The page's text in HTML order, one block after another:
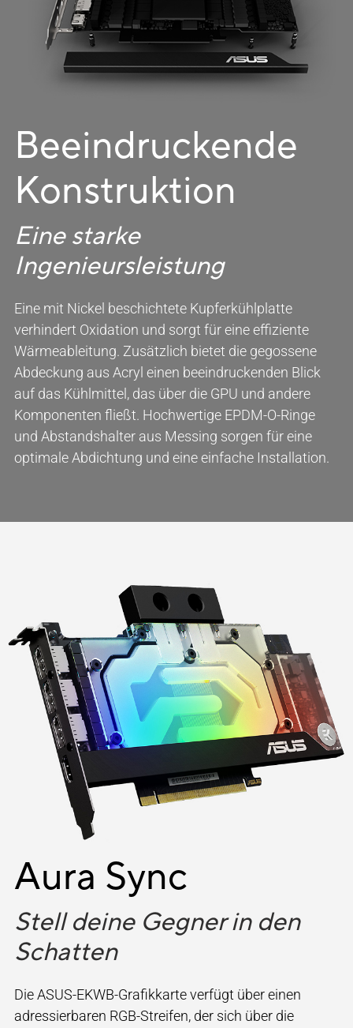
Beeindruckende
Konstruktion
Eine starke
Ingenieursleistung
Eine mit Nickel beschichtete Kupferkühlplatte
verhindert Oxidation und sorgt für eine effiziente
Wärmeableitung. Zusätzlich bietet die gegossene
Abdeckung aus Acryl einen beeindruckenden Blick
auf das Kühlmittel, das über die GPU und andere
Komponenten fließt. Hochwertige EPDM-O-Ringe
und Abstandshalter aus Messing sorgen für eine
optimale Abdichtung und eine einfache Installation.
Aura Sync
Stell deine Gegner in den
Schatten
Die ASUS-EKWB-Grafikkarte verfügt über einen
adressierbaren RGB-Streifen, der sich über die